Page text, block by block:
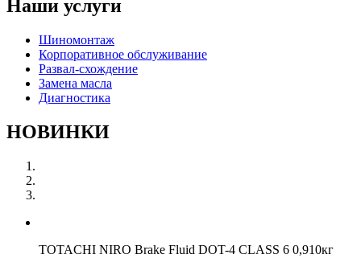
Наши услуги
Шиномонтаж
Корпоративное обслуживание
Развал-схождение
Замена масла
Диагностика
НОВИНКИ
TOTACHI NIRO Brake Fluid DOT-4 CLASS 6 0,910кг